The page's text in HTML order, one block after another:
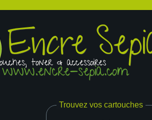
Trouvez vos cartouches